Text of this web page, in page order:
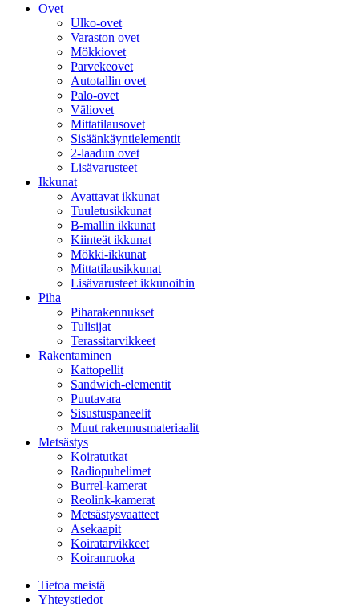
Ovet
Ulko-ovet
Varaston ovet
Mökkiovet
Parvekeovet
Autotallin ovet
Palo-ovet
Väliovet
Mittatilausovet
Sisäänkäyntielementit
2-laadun ovet
Lisävarusteet
Ikkunat
Avattavat ikkunat
Tuuletusikkunat
B-mallin ikkunat
Kiinteät ikkunat
Mökki-ikkunat
Mittatilausikkunat
Lisävarusteet ikkunoihin
Piha
Piharakennukset
Tulisijat
Terassitarvikkeet
Rakentaminen
Kattopellit
Sandwich-elementit
Puutavara
Sisustuspaneelit
Muut rakennusmateriaalit
Metsästys
Koiratutkat
Radiopuhelimet
Burrel-kamerat
Reolink-kamerat
Metsästysvaatteet
Asekaapit
Koiratarvikkeet
Koiranruoka
Tietoa meistä
Yhteystiedot